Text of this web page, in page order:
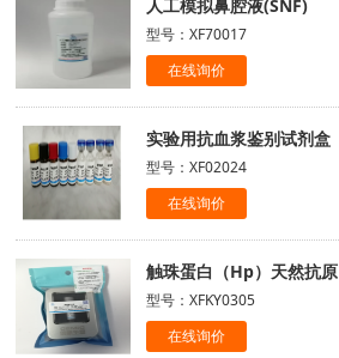
人工模拟鼻腔液(SNF)
型号：XF70017
在线询价
实验用抗血浆鉴别试剂盒
型号：XF02024
在线询价
触珠蛋白（Hp）天然抗原
型号：XFKY0305
在线询价